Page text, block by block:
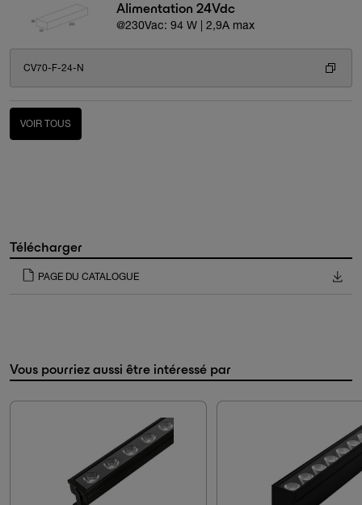
Alimentation 24Vdc
@230Vac: 94 W | 2,9A max
CV70-F-24-N
VOIR TOUS
Télécharger
PAGE DU CATALOGUE
Vous pourriez aussi être intéressé par